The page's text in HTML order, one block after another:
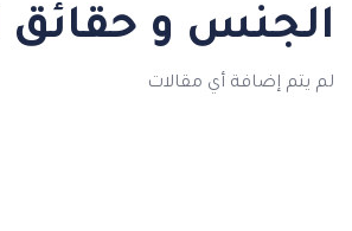
الجنس و حقائق
لم يتم إضافة أي مقالات